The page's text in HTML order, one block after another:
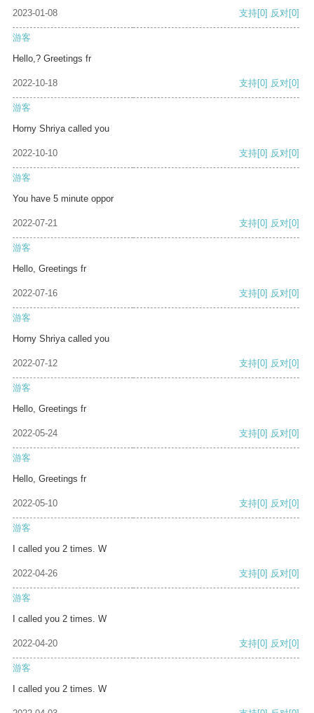
2023-01-08 支持[0] 反对[0]
游客
Hello,? Greetings fr
2022-10-18 支持[0] 反对[0]
游客
Horny Shriya called you
2022-10-10 支持[0] 反对[0]
游客
You have 5 minute oppor
2022-07-21 支持[0] 反对[0]
游客
Hello, Greetings fr
2022-07-16 支持[0] 反对[0]
游客
Horny Shriya called you
2022-07-12 支持[0] 反对[0]
游客
Hello, Greetings fr
2022-05-24 支持[0] 反对[0]
游客
Hello, Greetings fr
2022-05-10 支持[0] 反对[0]
游客
I called you 2 times. W
2022-04-26 支持[0] 反对[0]
游客
I called you 2 times. W
2022-04-20 支持[0] 反对[0]
游客
I called you 2 times. W